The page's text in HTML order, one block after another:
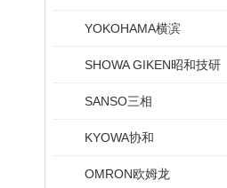
YOKOHAMA横滨
SHOWA GIKEN昭和技研
SANSO三相
KYOWA协和
OMRON欧姆龙